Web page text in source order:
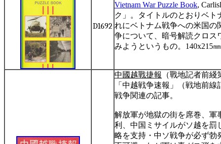
D1692
Vietnam War Puzzle Book,
ク」。タイトルのとおりベ
れにベトナム戦争への米国の
争について、暗号解読クロス
みようというもの。 140x215㎜
中國越戰捷報
（戰地記者前
「中越戦争速報」（戦地前
戦争関連の記事。
解放軍が地獄の街を席巻、軍
利、中国ミサイルがソ越を罰
略を支持・中ソ戦争が必ず勃